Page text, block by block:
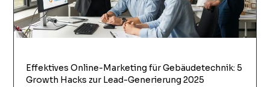
Effektives Online-Marketing für Gebäudetechnik: 5
Growth Hacks zur Lead-Generierung 2025